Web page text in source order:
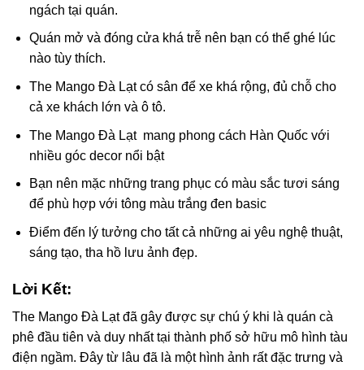
ngách tại quán.
Quán mở và đóng cửa khá trễ nên bạn có thể ghé lúc
nào tùy thích.
The Mango Đà Lạt có sân để xe khá rộng, đủ chỗ cho
cả xe khách lớn và ô tô.
The Mango Đà Lạt mang phong cách Hàn Quốc với
nhiều góc decor nổi bật
Bạn nên mặc những trang phục có màu sắc tươi sáng
để phù hợp với tông màu trắng đen basic
Điểm đến lý tưởng cho tất cả những ai yêu nghệ thuật,
sáng tạo, tha hồ lưu ảnh đẹp.
Lời Kết:
The Mango Đà Lạt đã gây được sự chú ý khi là quán cà
phê đầu tiên và duy nhất tại thành phố sở hữu mô hình tàu
điện ngầm. Đây từ lâu đã là một hình ảnh rất đặc trưng và